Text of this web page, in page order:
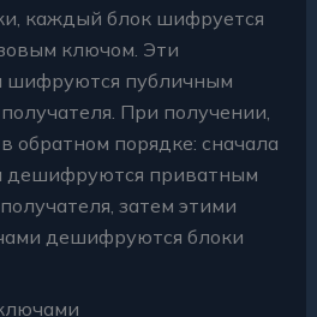
каждый блок шифруется
ключом. Эти
шифруются публичным
При получении,
обратном порядке: сначала
дешифруются приватным
затем этими
дешифруются блоки